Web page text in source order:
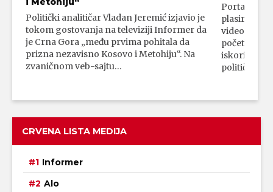
Politički analitičar Vladan Jeremić izjavio je
tokom gostovanja na televiziji Informer da
je Crna Gora „među prvima pohitala da
prizna nezavisno Kosovo i Metohiju“. Na
zvaničnom veb-sajtu…
Portal 24
plasirali su
video-
početka
iskorišćava
političkim
CRVENA LISTA MEDIJA
Informer
Alo